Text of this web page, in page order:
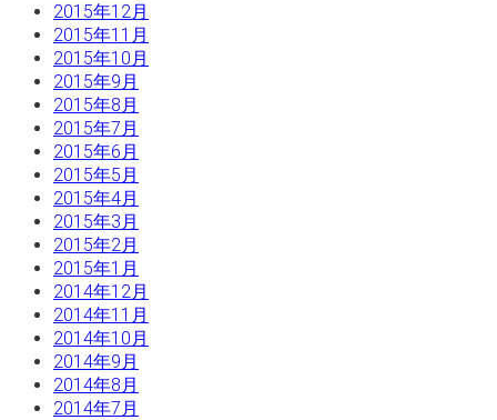
2015年12月
2015年11月
2015年10月
2015年9月
2015年8月
2015年7月
2015年6月
2015年5月
2015年4月
2015年3月
2015年2月
2015年1月
2014年12月
2014年11月
2014年10月
2014年9月
2014年8月
2014年7月